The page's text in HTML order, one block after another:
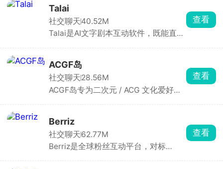
情。AI24小时全程在线，时刻相伴，陪
你分享日常趣事。平台支持自由DIY角
色，按照个人喜好定制专属互动伙伴，
精准匹配你的需求，解锁与众不同的个
Talai
社交聊天40.52M
Talai是AI文字剧本互动软件，既能直接
行，超多玩家上传的成品剧本，点开直
接入局做主角，你的每一个选择都会岔
开不同剧情走向，相当于沉浸式文字互
动小说，打发碎片时间特别合适。
查看
ACGF岛
社交聊天28.56M
ACGF岛专为二次元 / ACG 文化爱好者
等二次元核心内容，创作者可以自由发
布自己的作品，还可以一键参与自己喜
欢的话题，发表观点、分享心得，与其
他漫友随时在线互动。
查看
Berriz
社交聊天62.77M
Berriz是全球粉丝互动平台，对标
查看